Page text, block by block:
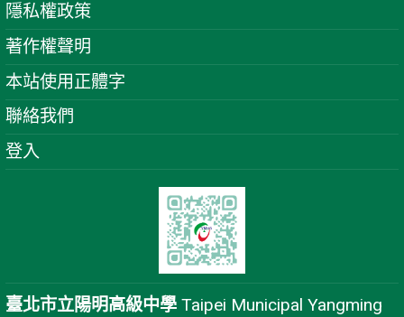
隱私權政策
著作權聲明
本站使用正體字
聯絡我們
登入
臺北市立陽明高級中學 Taipei Municipal Yangming